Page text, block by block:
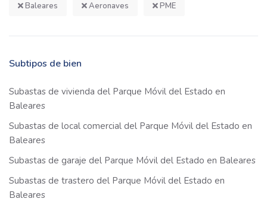
Baleares Aeronaves PME
Subtipos de bien
Subastas de vivienda del Parque Móvil del Estado en
Baleares
Subastas de local comercial del Parque Móvil del Estado en
Baleares
Subastas de garaje del Parque Móvil del Estado en Baleares
Subastas de trastero del Parque Móvil del Estado en
Baleares